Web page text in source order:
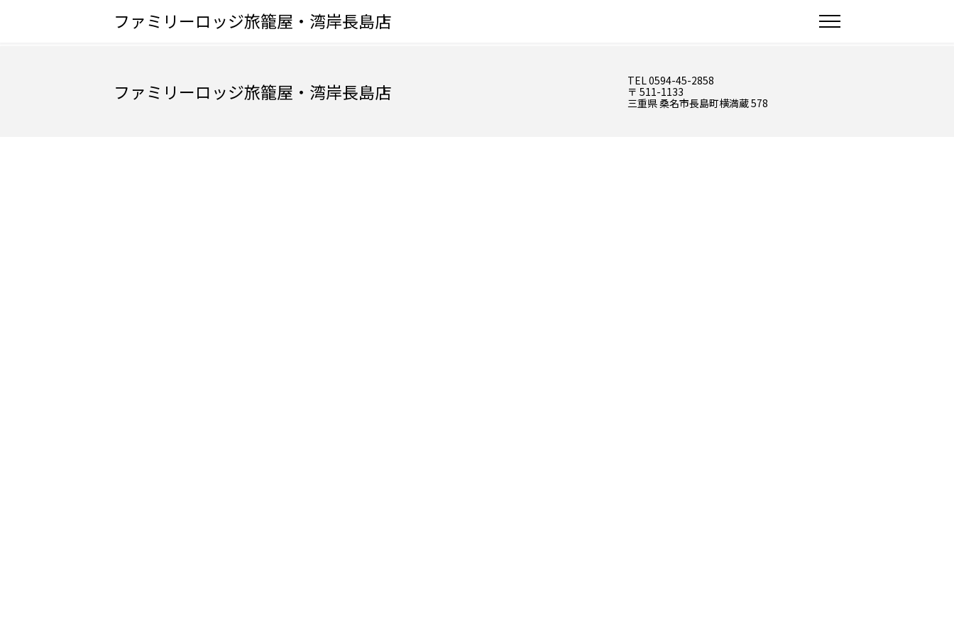
ファミリーロッジ旅籠屋・湾岸長島店
ファミリーロッジ旅籠屋・湾岸長島店
TEL 0594-45-2858
〒 511-1133
三重県 桑名市長島町横満蔵 578